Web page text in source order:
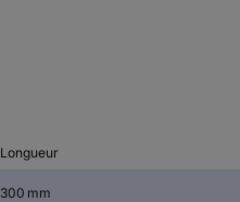
Longueur
300 mm